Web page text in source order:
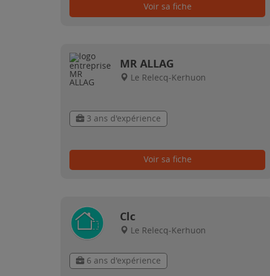
Voir sa fiche
MR ALLAG
Le Relecq-Kerhuon
3 ans d'expérience
Voir sa fiche
Clc
Le Relecq-Kerhuon
6 ans d'expérience